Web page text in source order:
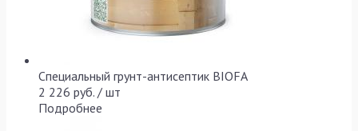
Специальный грунт-антисептик BIOFA
2 226 руб. / шт
Подробнее